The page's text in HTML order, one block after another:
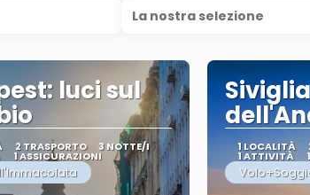
La nostra selezione
luci sul
2 TRASPORTO 3 NOTTE/I
1 ASSICURAZIONI
1 LOCALITÀ
1 ATTIVITÀ